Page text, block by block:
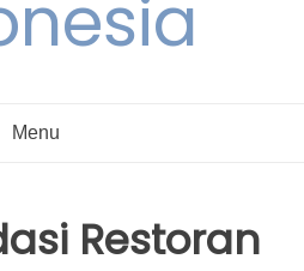
Menu
Restoran